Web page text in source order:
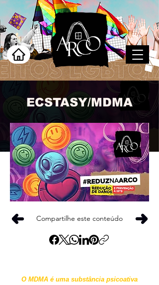
ECSTASY/MDMA
Compartilhe este conteúdo
O MDMA é uma substância psicoativa